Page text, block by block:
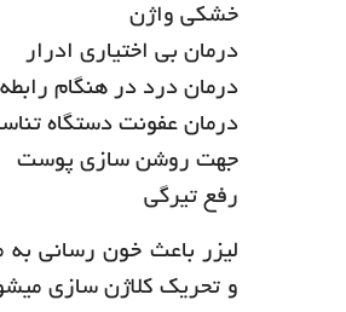
خشکی واژن
درمان بی اختیاری ادرار
درمان درد در هنگام
درمان عفونت دستگاه
جهت روشن سازی پوست
رفع تیرگی
لیزر باعث خون رسانی به
و تحریک کلاژن سازی